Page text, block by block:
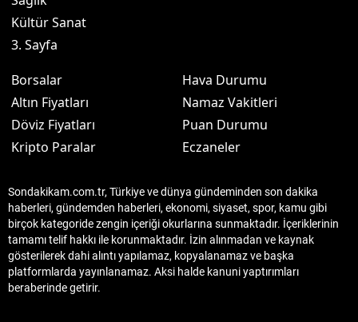
Kültür Sanat
3. Sayfa
Borsalar
Altın Fiyatları
Döviz Fiyatları
Kripto Paralar
Hava Durumu
Namaz Vakitleri
Puan Durumu
Eczaneler
Sondakikam.com.tr, Türkiye ve dünya gündeminden son dakika
haberleri, gündemden haberleri, ekonomi, siyaset, spor, kamu gibi
birçok kategoride zengin içeriği okurlarına sunmaktadır. İçeriklerinin
tamamı telif hakkı ile korunmaktadır. İzin alınmadan ve kaynak
gösterilerek dahi alıntı yapılamaz, kopyalanamaz ve başka
platformlarda yayınlanamaz. Aksi halde kanuni yaptırımları
beraberinde getirir.